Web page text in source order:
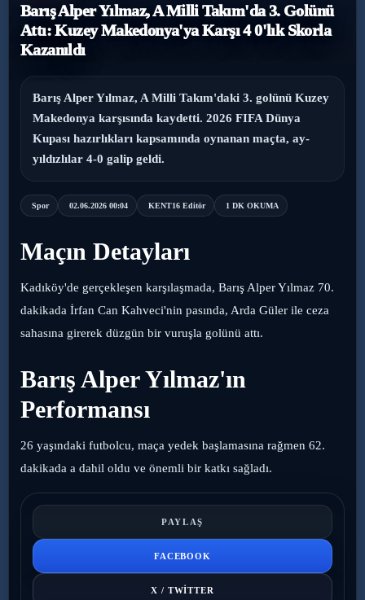
Magazin ›
Yaşam
Barış Alper Yılmaz, A Milli Takım'da 3. Golünü
Attı: Kuzey Makedonya'ya Karşı 4 0'lık Skorla
Kazanıldı
Barış Alper Yılmaz, A Milli Takım'daki 3. golünü Kuzey
Makedonya karşısında kaydetti. 2026 FIFA Dünya
Kupası hazırlıkları kapsamında oynanan maçta, ay-
yıldızlılar 4-0 galip geldi.
Spor 02.06.2026 00:04 KENT16 Editör 1 DK OKUMA
Maçın Detayları
Kadıköy'de gerçekleşen karşılaşmada, Barış Alper Yılmaz 70.
dakikada İrfan Can Kahveci'nin pasında, Arda Güler ile ceza
sahasına girerek düzgün bir vuruşla golünü attı.
Barış Alper Yılmaz'ın
Performansı
26 yaşındaki futbolcu, maça yedek başlamasına rağmen 62.
dakikada a dahil oldu ve önemli bir katkı sağladı.
PAYLAŞ
FACEBOOK
X / TWITTER